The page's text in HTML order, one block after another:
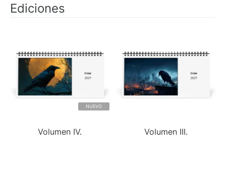
Ediciones
NUEVO
Volumen IV. Volumen III.